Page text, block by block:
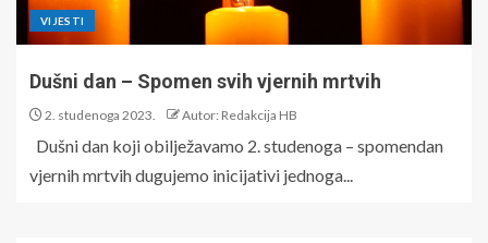
VIJESTI
Dušni dan – Spomen svih vjernih mrtvih
2. studenoga 2023. Autor: Redakcija HB
Dušni dan koji obilježavamo 2. studenoga – spomendan
vjernih mrtvih dugujemo inicijativi jednoga...